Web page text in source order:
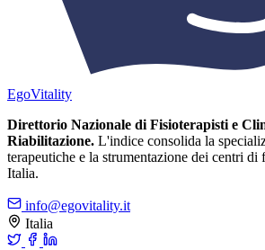
EgoVitality
Direttorio Nazionale di Fisioterapisti e
Riabilitazione. L'indice consolida la
terapeutiche e la strumentazione dei centri
Italia.
info@egovitality.it
Italia